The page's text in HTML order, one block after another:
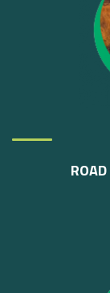
ROAD